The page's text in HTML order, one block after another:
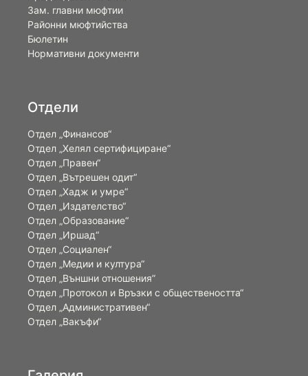
Зам. главни мюфтии
Районни мюфтийства
Бюлетин
Нормативни документи
Отдели
Отдел „Финансов“
Отдел „Хелял сертифициране“
Отдел „Правен“
Отдел „Вътрешен одит“
Отдел „Хадж и умре“
Отдел „Издателство“
Отдел „Образование“
Отдел „Иршад“
Отдел „Социален“
Отдел „Медии и култура“
Отдел „Външни отношения”
Oтдел „Протокол и Връзки с обществеността“
Отдел „Административен“
Отдел „Вакъфи“